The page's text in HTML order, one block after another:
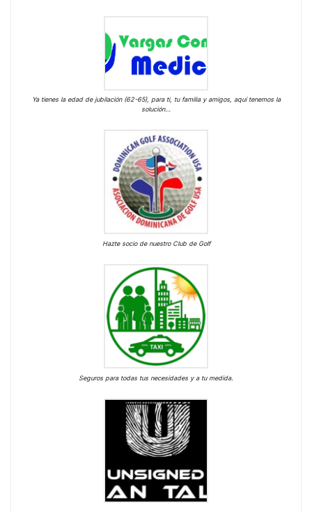
Ya tienes la edad de jubilación (62-65), para ti, tu familia y amigos, aquí tenemos la
solución…
Hazte socio de nuestro Club de Golf
Seguros para todas tus necesidades y a tu medida.